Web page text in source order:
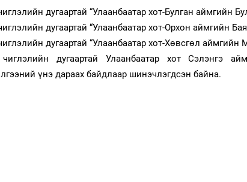
дугаартай “Улаанбаатар хот-Булган аймгийн
дугаартай “Улаанбаатар хот-Орхон аймгийн
дугаартай “Улаанбаатар хот-Хөвсгөл аймгийн
дугаартай Улаанбаатар хот Сэлэнгэ
үнэ дараах байдлаар шинэчлэгдсэн байна.